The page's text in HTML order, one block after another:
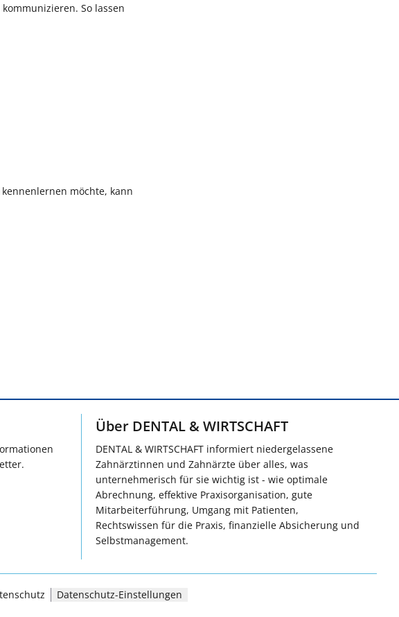
So lassen
möchte, kann
Über DENTAL & WIRTSCHAFT
DENTAL & WIRTSCHAFT informiert niedergelassene
Zahnärztinnen und Zahnärzte über alles, was
unternehmerisch für sie wichtig ist - wie optimale
Abrechnung, effektive Praxisorganisation, gute
Mitarbeiterführung, Umgang mit Patienten,
Rechtswissen für die Praxis, finanzielle Absicherung und
Selbstmanagement.
Datenschutz-Einstellungen